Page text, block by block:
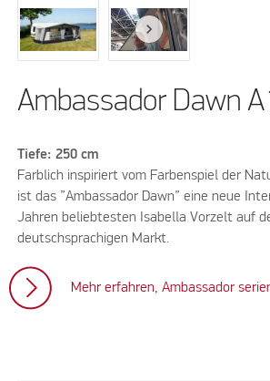
Ambassador Dawn
Tiefe: 250 cm
Farblich inspiriert vom Farbenspiel der
ist das ”Ambassador Dawn” eine neue
Jahren beliebtesten Isabella Vorzelt auf
deutschsprachigen Markt.
Mehr erfahren, Ambassador